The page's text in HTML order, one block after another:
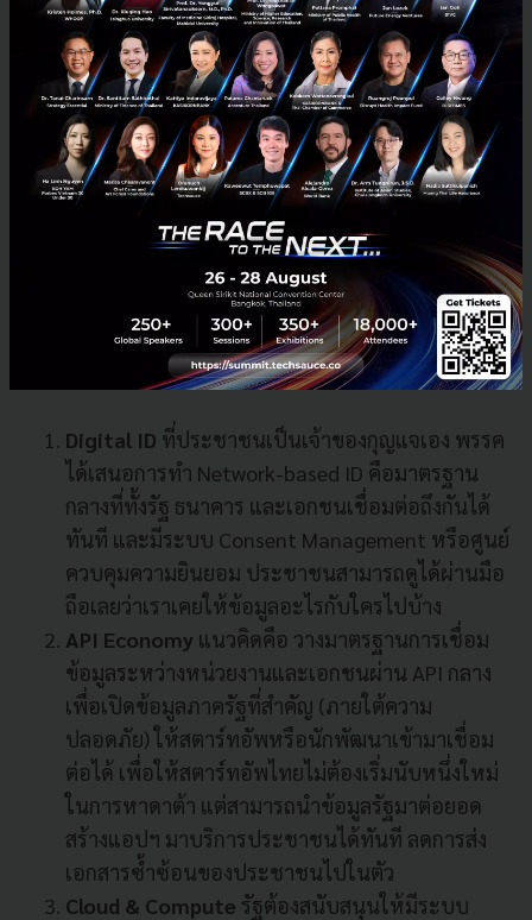
ทำหน้าที่เป็น Platform Provider คือผู้ออกแบบ
ระบบ วางมาตรฐานการวัดผล และสนับสนุนงบ
ประมาณ
Digital Infrastructure = สร้าง Ecosystem ที่ไม่ผูกขาด
หัวใจสำคัญของโครงสร้างพื้นฐานดิจิทัลที่นำเสนอโดยคุณ
ปัญจพงศ์ เสริมสวัสดิ์ศรี และ โดม เจริญยศ คือการเลิกมอง
ว่ารัฐเป็นเจ้าของระบบ แต่เปลี่ยนให้รัฐเป็นผู้สร้าง
มาตรฐานกลาง ที่ทุกภาคส่วนสามารถนำไปต่อยอดได้โดย
ไม่เกิดคอขวด โดยมี 5 องค์ประกอบสำคัญ ดังนี้
Digital ID ที่ประชาชนเป็นเจ้าของกุญแจเอง พรรค
ได้เสนอการทำ Network-based ID คือมาตรฐาน
กลางที่ทั้งรัฐ ธนาคาร และเอกชนเชื่อมต่อถึงกันได้
ทันที และมีระบบ Consent Management หรือศูนย์
ควบคุมความยินยอม ประชาชนสามารถดูได้ผ่านมือ
ถือเลยว่าเราเคยให้ข้อมูลอะไรกับใครไปบ้าง
API Economy แนวคิดคือ วางมาตรฐานการเชื่อม
ข้อมูลระหว่างหน่วยงานและเอกชนผ่าน API กลาง
เพื่อเปิดข้อมูลภาครัฐที่สำคัญ (ภายใต้ความ
ปลอดภัย) ให้สตาร์ทอัพหรือนักพัฒนาเข้ามาเชื่อม
ต่อได้ เพื่อให้สตาร์ทอัพไทยไม่ต้องเริ่มนับหนึ่งใหม่
ในการหาดาต้า แต่สามารถนำข้อมูลรัฐมาต่อยอด
สร้างแอปฯ มาบริการประชาชนได้ทันที ลดการส่ง
เอกสารซ้ำซ้อนของประชาชนไปในตัว
Cloud & Compute รัฐต้องสนับสนุนให้มีระบบ